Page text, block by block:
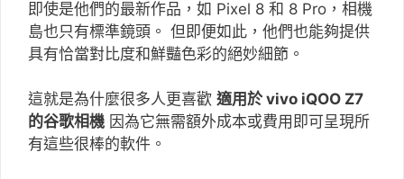
即使是他們的最新作品，如 Pixel 8 和 8 Pro，相機
島也只有標準鏡頭。 但即便如此，他們也能夠提供
具有恰當對比度和鮮豔色彩的絕妙細節。
這就是為什麼很多人更喜歡 適用於 vivo iQOO Z7
的谷歌相機 因為它無需額外成本或費用即可呈現所
有這些很棒的軟件。